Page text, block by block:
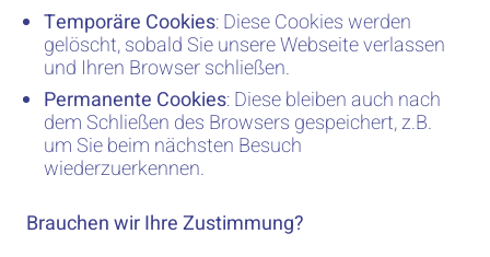
Temporäre Cookies: Diese Cookies werden
gelöscht, sobald Sie unsere Webseite verlassen
und Ihren Browser schließen.
Permanente Cookies: Diese bleiben auch nach
dem Schließen des Browsers gespeichert, z.B.
um Sie beim nächsten Besuch
wiederzuerkennen.
Brauchen wir Ihre Zustimmung?